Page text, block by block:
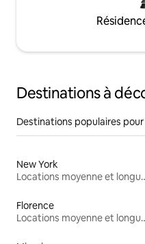
Destinations à
Destinations populaires
New York
Locations
Florence
Locations